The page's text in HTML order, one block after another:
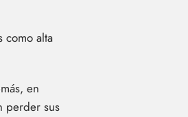
como alta
en
perder sus